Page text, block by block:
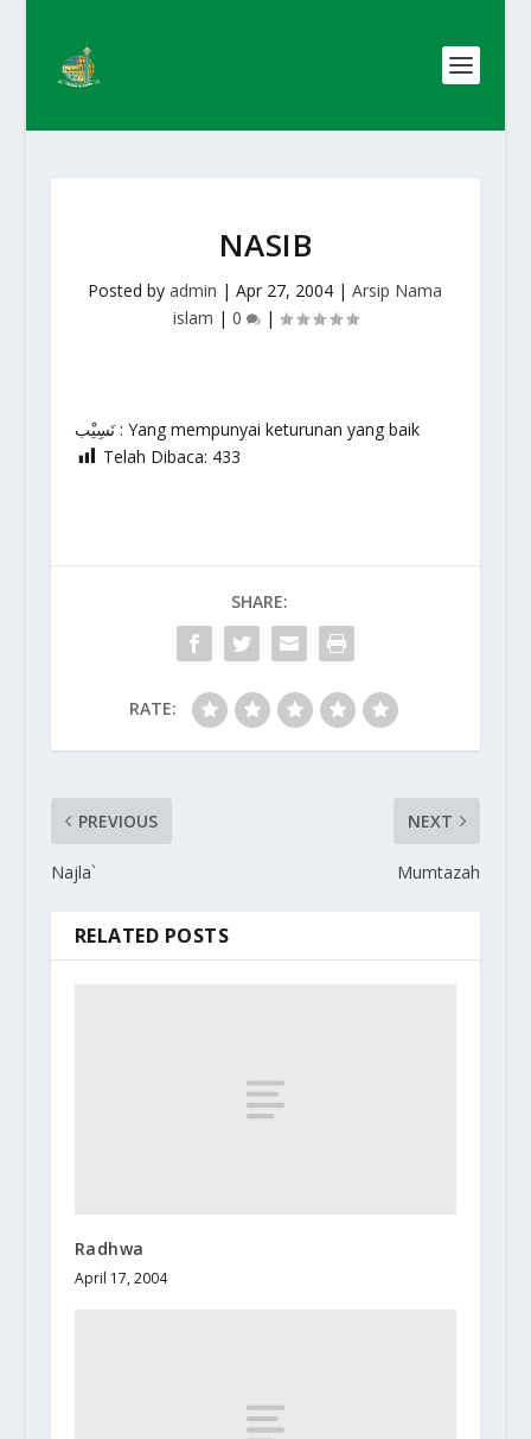
NASIB
Posted byadmin |Apr 27, 2004 |Arsip Nama
islam | 0 |
نَسِيْب : Yang mempunyai keturunan yang baik
Telah Dibaca: 433
SHARE:
RATE:
PREVIOUS
Najla`
NEXT
Mumtazah
RELATED POSTS
Radhwa
April 17, 2004